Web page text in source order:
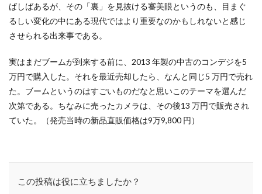
ばしばあるが、その「裏」を見抜ける審美眼というのも、目まぐ
るしい変化の中にある現代ではより重要なのかもしれないと感じ
させられる出来事である。
実はまだブームが到来する前に、2013 年製の中古のコンデジを5
万円で購入した。それを最近売却したら、なんと同じ5 万円で売れ
た。ブームというのはすごいものだなと思いこのテーマを選んだ
次第である。ちなみに売ったカメラは、その後13 万円で販売され
ていた。（発売当時の新品直販価格は9万9,800 円）
この投稿は役に立ちましたか？
KUSC
LINEの使い方
MENTAL HEALTH〜うまくいかないときに開く本〜
NEWoMan
NEWoMan ART Window
NISC
NPO
NPO法人 ntone 無料 セミナー
page
page2021
PANTONE
PANTONE 448C
Paratriennale
PeRRY PHP
PHP 地域貢献
SDGs
SDGｓ
SDGs 入門